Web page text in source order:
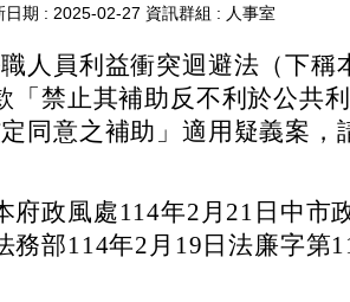
日期 : 2025-02-27 資訊群組 : 人事室
人員利益衝突迴避法（下稱
「禁止其補助反不利於公共
同意之補助」適用疑義案，
府政風處114年2月21日中市
務部114年2月19日法廉字第